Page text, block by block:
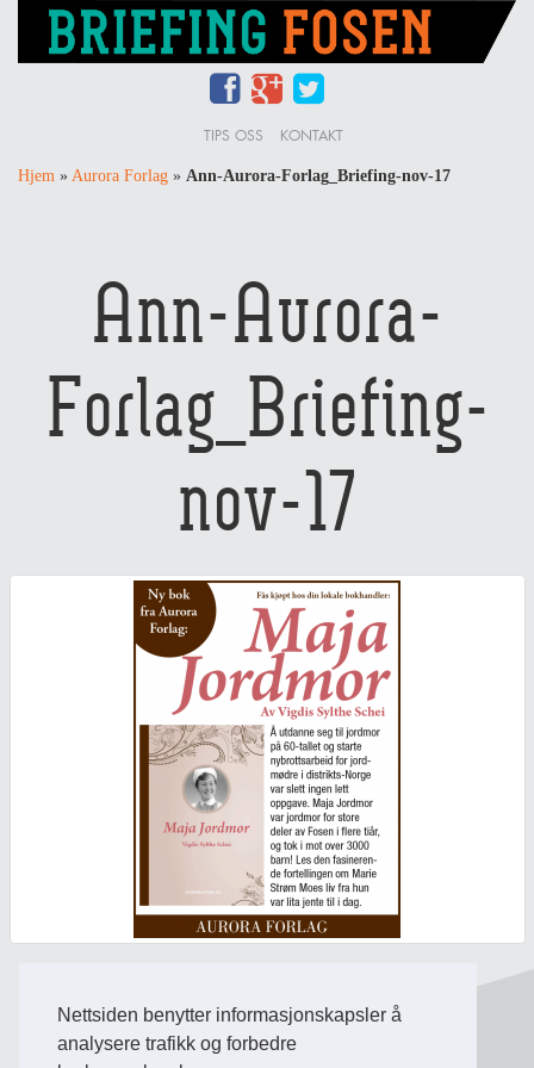
Nettsiden benytter informasjonskapsler å
analysere trafikk og forbedre
TIPS OSS KONTAKT
Hjem » Aurora Forlag » Ann-Aurora-Forlag_Briefing-nov-17
Ann-Aurora-
Forlag_Briefing-
nov-17
Back to Top